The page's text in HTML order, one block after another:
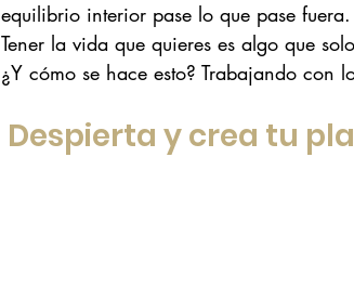
equilibrio interior pase lo que pase fuera.
Tener la vida que quieres es algo que
¿Y cómo se hace esto? Trabajando con
Despierta y crea tu